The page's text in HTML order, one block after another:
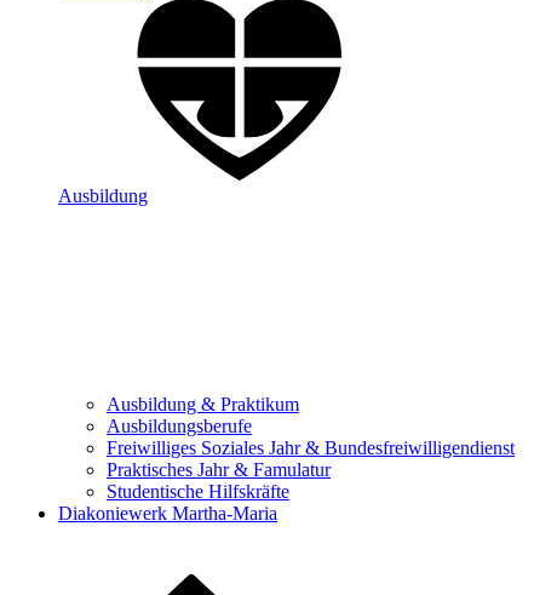
Ausbildung
Ausbildung & Praktikum
Ausbildungsberufe
Freiwilliges Soziales Jahr & Bundesfreiwilligendienst
Praktisches Jahr & Famulatur
Studentische Hilfskräfte
Diakoniewerk Martha-Maria